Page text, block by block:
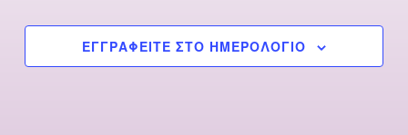
ΕΓΓΡΑΦΕΊΤΕ ΣΤΟ ΗΜΕΡΟΛΌΓΙΟ